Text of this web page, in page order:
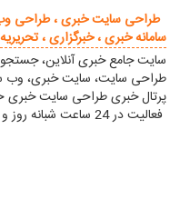
طراحی سایت خبری ، طراحی
سامانه خبری ، خبرگزاری ،
سایت جامع خبری آنلاین،
طراحی سایت، سایت خبری،
پرتال خبری طراحی سایت خبری
فعالیت در 24 ساعت شبانه روز و 7 روز هفته مدیریت آس